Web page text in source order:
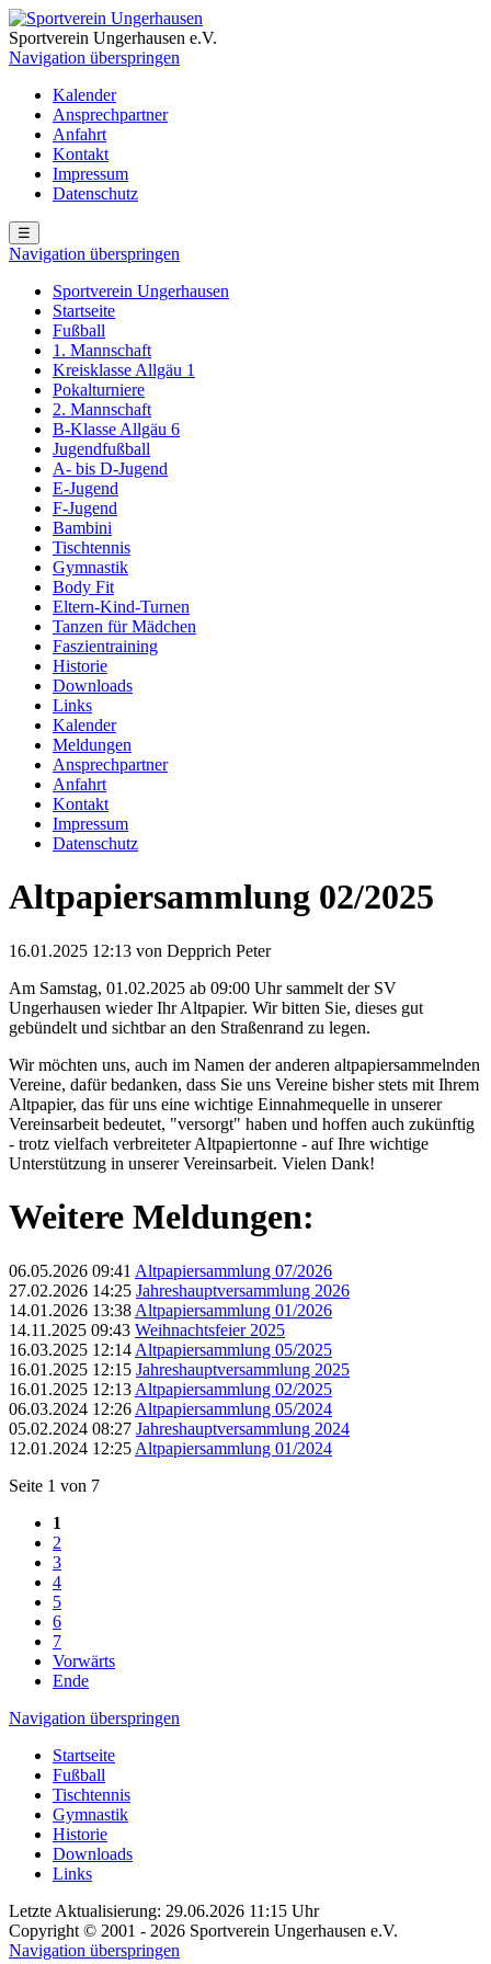
Sportverein Ungerhausen e.V.
Navigation überspringen
Kalender
Ansprechpartner
Anfahrt
Kontakt
Impressum
Datenschutz
☰
Navigation überspringen
Sportverein Ungerhausen
Startseite
Fußball
1. Mannschaft
Kreisklasse Allgäu 1
Pokalturniere
2. Mannschaft
B-Klasse Allgäu 6
Jugendfußball
A- bis D-Jugend
E-Jugend
F-Jugend
Bambini
Tischtennis
Gymnastik
Body Fit
Eltern-Kind-Turnen
Tanzen für Mädchen
Faszientraining
Historie
Downloads
Links
Kalender
Meldungen
Ansprechpartner
Anfahrt
Kontakt
Impressum
Datenschutz
Altpapiersammlung 02/2025
16.01.2025 12:13 von Depprich Peter
Am Samstag, 01.02.2025 ab 09:00 Uhr sammelt der SV
Ungerhausen wieder Ihr Altpapier. Wir bitten Sie, dieses gut
gebündelt und sichtbar an den Straßenrand zu legen.
Wir möchten uns, auch im Namen der anderen altpapiersammelnden
Vereine, dafür bedanken, dass Sie uns Vereine bisher stets mit Ihrem
Altpapier, das für uns eine wichtige Einnahmequelle in unserer
Vereinsarbeit bedeutet, "versorgt" haben und hoffen auch zukünftig
- trotz vielfach verbreiteter Altpapiertonne - auf Ihre wichtige
Unterstützung in unserer Vereinsarbeit. Vielen Dank!
Weitere Meldungen:
06.05.2026 09:41 Altpapiersammlung 07/2026
27.02.2026 14:25 Jahreshauptversammlung 2026
14.01.2026 13:38 Altpapiersammlung 01/2026
14.11.2025 09:43 Weihnachtsfeier 2025
16.03.2025 12:14 Altpapiersammlung 05/2025
16.01.2025 12:15 Jahreshauptversammlung 2025
16.01.2025 12:13 Altpapiersammlung 02/2025
06.03.2024 12:26 Altpapiersammlung 05/2024
05.02.2024 08:27 Jahreshauptversammlung 2024
12.01.2024 12:25 Altpapiersammlung 01/2024
Seite 1 von 7
1
2
3
4
5
6
7
Vorwärts
Ende
Navigation überspringen
Startseite
Fußball
Tischtennis
Gymnastik
Historie
Downloads
Links
Letzte Aktualisierung: 29.06.2026 11:15 Uhr
Copyright © 2001 - 2026 Sportverein Ungerhausen e.V.
Navigation überspringen